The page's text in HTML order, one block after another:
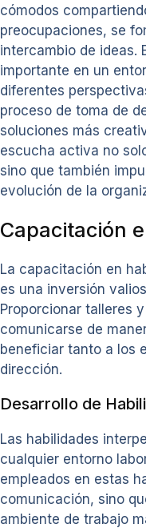
cómodos
preocupaciones, se
intercambio de ideas.
importante en un
diferentes
proceso de toma de
soluciones más
escucha activa no
sino que también
evolución de la
Capacitación
La capacitación en
es una inversión
Proporcionar talleres
comunicarse de
beneficiar tanto a los
dirección.
Desarrollo de
Las habilidades
cualquier entorno
empleados en estas
comunicación, sino
ambiente de trabajo